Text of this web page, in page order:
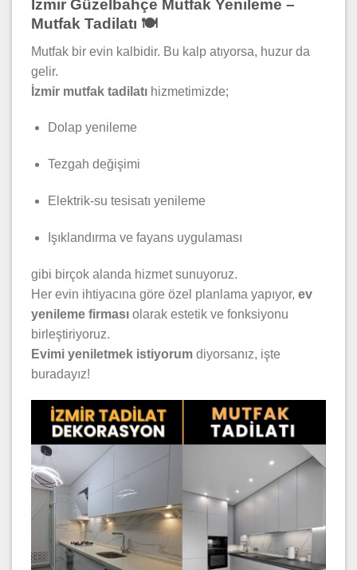
İzmir Güzelbahçe Mutfak Yenileme –
Mutfak Tadilatı 🍽️
Mutfak bir evin kalbidir. Bu kalp atıyorsa, huzur da
gelir.
İzmir mutfak tadilatı hizmetimizde;
Dolap yenileme
Tezgah değişimi
Elektrik-su tesisatı yenileme
Işıklandırma ve fayans uygulaması
gibi birçok alanda hizmet sunuyoruz.
Her evin ihtiyacına göre özel planlama yapıyor, ev
yenileme firması olarak estetik ve fonksiyonu
birleştiriyoruz.
Evimi yeniletmek istiyorum diyorsanız, işte
buradayız!